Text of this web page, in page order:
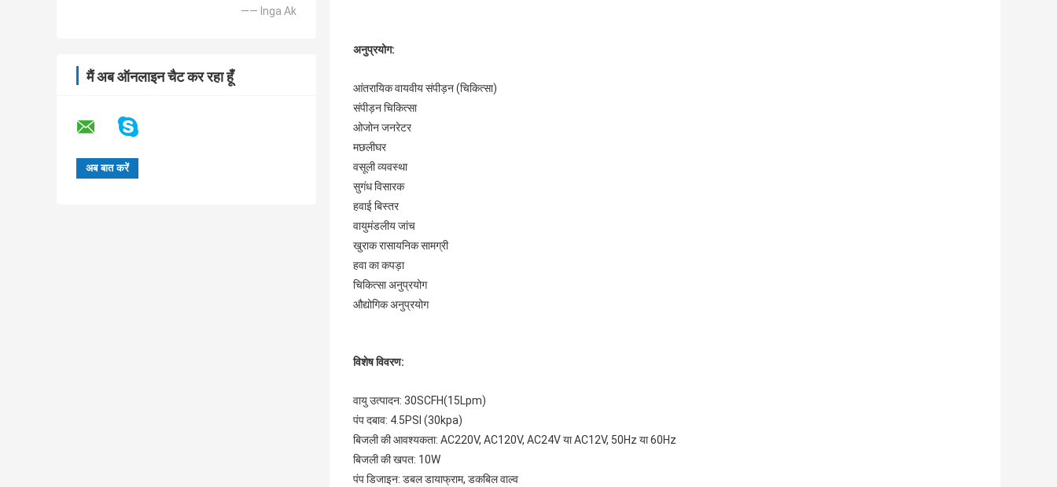
—— Inga Ak
मैं अब ऑनलाइन चैट कर रहा हूँ
अनुप्रयोग:
आंतरायिक वायवीय संपीड़न (चिकित्सा)
संपीड़न चिकित्सा
ओजोन जनरेटर
मछलीघर
वसूली व्यवस्था
सुगंध विसारक
हवाई बिस्तर
वायुमंडलीय जांच
खुराक रासायनिक सामग्री
हवा का कपड़ा
चिकित्सा अनुप्रयोग
औद्योगिक अनुप्रयोग
विशेष विवरण:
वायु उत्पादन: 30SCFH(15Lpm)
पंप दबाव: 4.5PSI (30kpa)
बिजली की आवश्यकता: AC220V, AC120V, AC24V या AC12V, 50Hz या 60Hz
बिजली की खपत: 10W
पंप डिजाइन: डबल डायाफ्राम, डकबिल वाल्व